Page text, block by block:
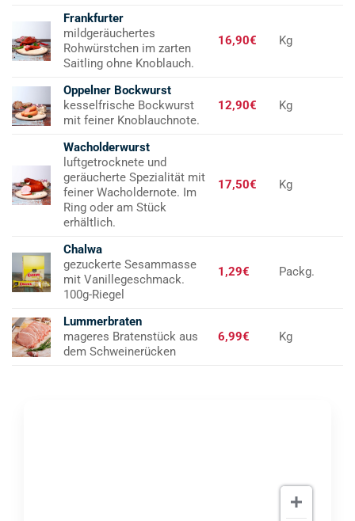
Frankfurter
mildgeräuchertes
Rohwürstchen im zarten
Saitling ohne Knoblauch.
16,90€ Kg
Oppelner Bockwurst
kesselfrische Bockwurst
mit feiner Knoblauchnote.
12,90€ Kg
Wacholderwurst
luftgetrocknete und
geräucherte Spezialität mit
feiner Wacholdernote. Im
Ring oder am Stück
erhältlich.
17,50€ Kg
Chalwa
gezuckerte Sesammasse
mit Vanillegeschmack.
100g-Riegel
1,29€ Packg.
Lummerbraten
mageres Bratenstück aus
dem Schweinerücken
6,99€ Kg